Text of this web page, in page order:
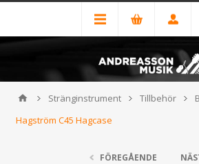
Stränginstrument Tillbehör
Hagström C45 Hagcase
FÖREGÅENDE